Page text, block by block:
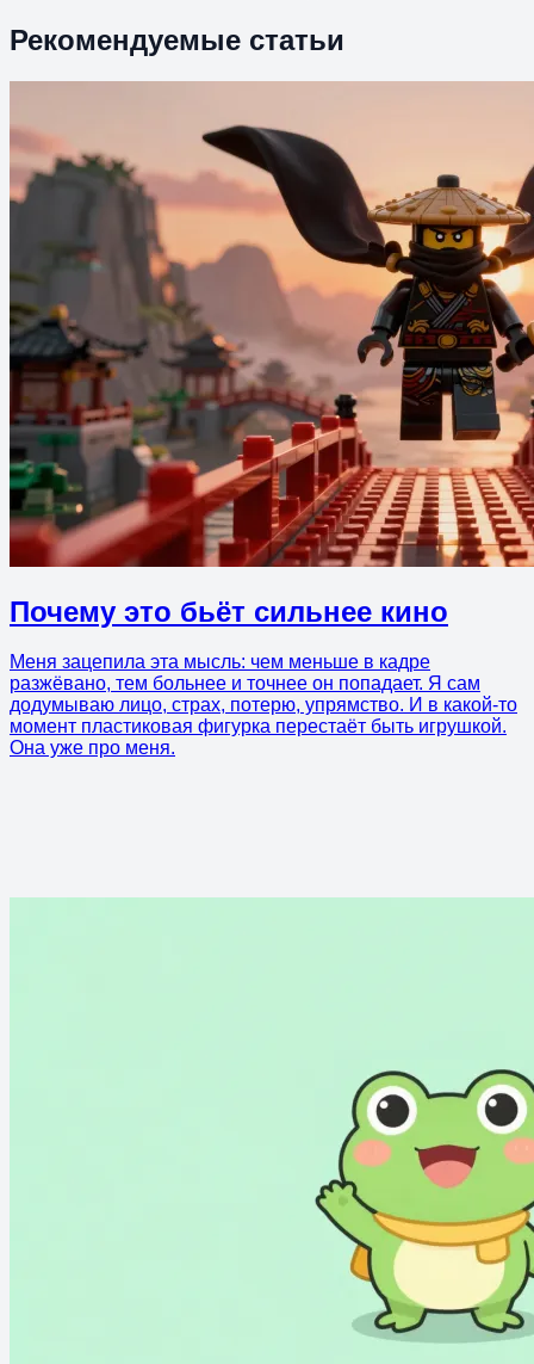
Рекомендуемые статьи
Почему это бьёт сильнее кино
Меня зацепила эта мысль: чем меньше в кадре
разжёвано, тем больнее и точнее он попадает. Я сам
додумываю лицо, страх, потерю, упрямство. И в какой-то
момент пластиковая фигурка перестаёт быть игрушкой.
Она уже про меня.